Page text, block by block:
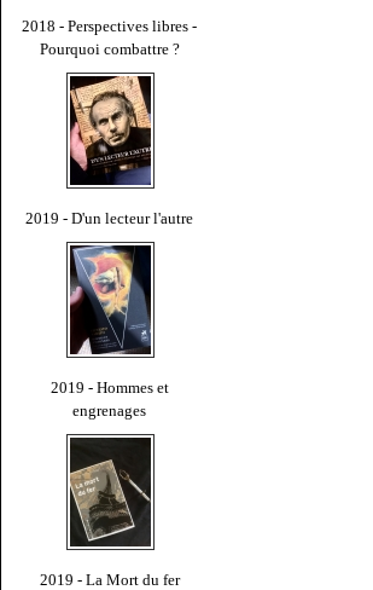
2018 - Perspectives libres -
Pourquoi combattre ?
2019 - D'un lecteur l'autre
2019 - Hommes et
engrenages
2019 - La Mort du fer